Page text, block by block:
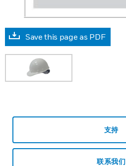
Save this page as PDF
支持
联系我们